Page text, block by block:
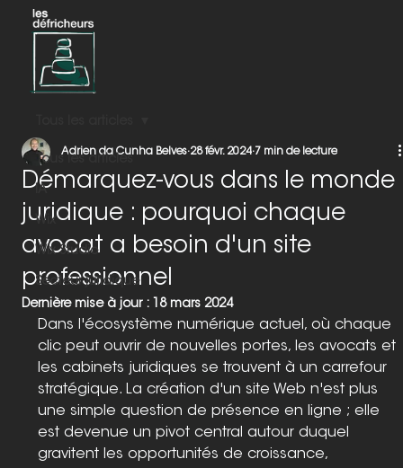
Tous les articles
IA
Wix
Wix Studio
Secteur juridique
Démarquez-vous dans le monde
juridique : pourquoi chaque
avocat a besoin d'un site
professionnel
Adrien da Cunha Belves 28 févr. 2024 7 min de lecture
Dernière mise à jour : 18 mars 2024
Dans l'écosystème numérique actuel, où chaque
clic peut ouvrir de nouvelles portes, les avocats et
les cabinets juridiques se trouvent à un carrefour
stratégique. La création d'un site Web n'est plus
une simple question de présence en ligne ; elle
est devenue un pivot central autour duquel
gravitent les opportunités de croissance,